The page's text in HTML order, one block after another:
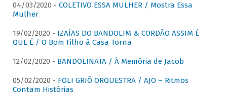
04/03/2020 - COLETIVO ESSA MULHER / Mostra Essa
Mulher
19/02/2020 - IZAÍAS DO BANDOLIM & CORDÃO ASSIM É
QUE É / O Bom Filho à Casa Torna
12/02/2020 - BANDOLINATA / À Memória de Jacob
05/02/2020 - FOLI GRIÔ ORQUESTRA / AJO – Ritmos
Contam Histórias